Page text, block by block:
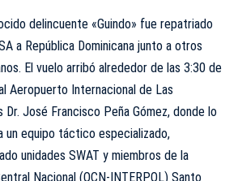
delincuente «Guindo» fue repatriado
a República Dominicana junto a otros
El vuelo arribó alrededor de las 3:30 de
Aeropuerto Internacional de Las
Dr. José Francisco Peña Gómez, donde lo
un equipo táctico especializado,
unidades SWAT y miembros de la
Nacional (OCN-INTERPOL) Santo